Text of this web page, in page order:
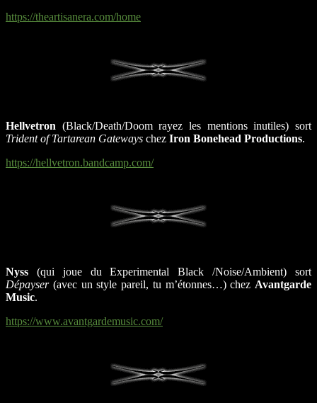
https://theartisanera.com/home
Hellvetron (Black/Death/Doom rayez les mentions inutiles) sort
Trident of Tartarean Gateways chez Iron Bonehead Productions.
https://hellvetron.bandcamp.com/
Nyss (qui joue du Experimental Black /Noise/Ambient) sort
Dépayser (avec un style pareil, tu m’étonnes…) chez Avantgarde
Music.
https://www.avantgardemusic.com/